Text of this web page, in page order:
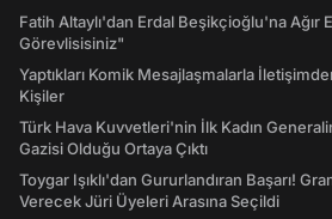
Fatih Altaylı'dan Erdal Beşikçioğlu'na Ağır
Görevlisisiniz"
Yaptıkları Komik Mesajlaşmalarla
Kişiler
Türk Hava Kuvvetleri'nin İlk Kadın
Gazisi Olduğu Ortaya Çıktı
Toygar Işıklı'dan Gururlandıran Başarı!
Verecek Jüri Üyeleri Arasına Seçildi